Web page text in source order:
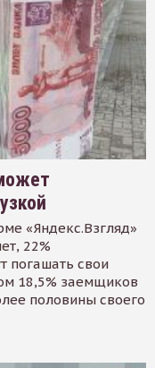
«Яндекс.Взгляд»
22%
погашать свои
18,5% заемщиков
половины своего